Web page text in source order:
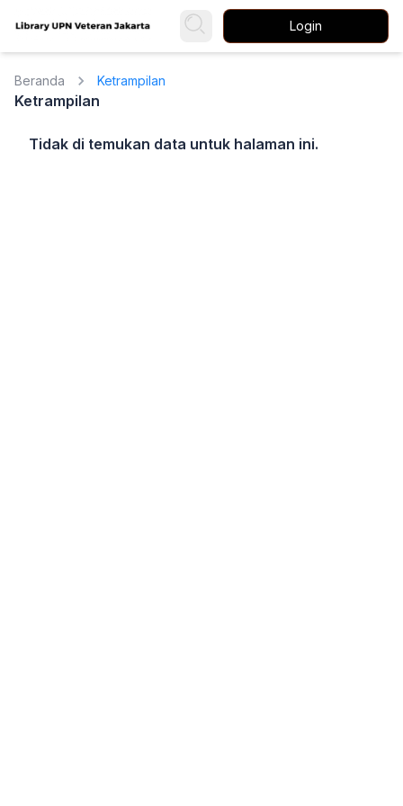
Login
Beranda Ketrampilan
Ketrampilan
Tidak di temukan data untuk halaman ini.